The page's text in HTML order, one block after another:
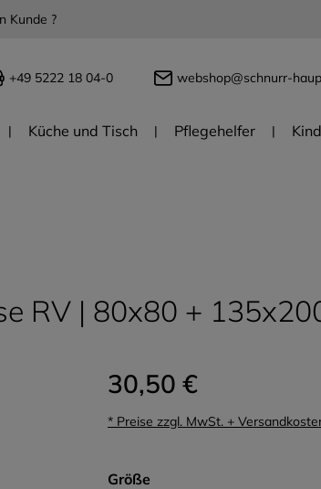
Kunde ?
+49 5222 18 04-0 webshop@schnurr-
Küche und Tisch Pflegehelfer
RV | 80x80 +
30,50 €
* Preise zzgl. MwSt. +
Größe